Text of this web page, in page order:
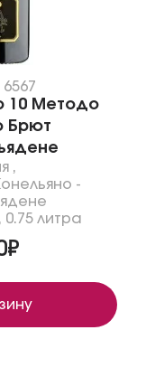
10 Методо
Брют
,
-
, 0.75 литра